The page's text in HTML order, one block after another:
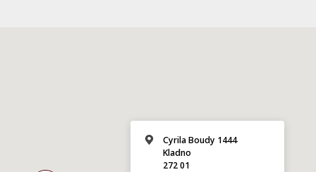
Cyrila Boudy 1444
Kladno
272 01